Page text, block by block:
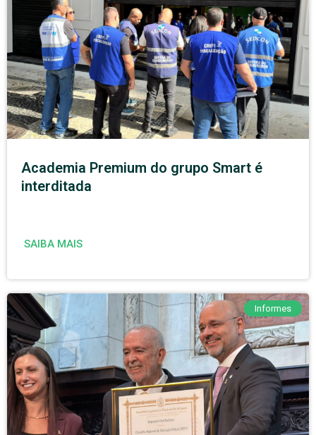
Academia Premium do grupo Smart é
interditada
SAIBA MAIS
Informes